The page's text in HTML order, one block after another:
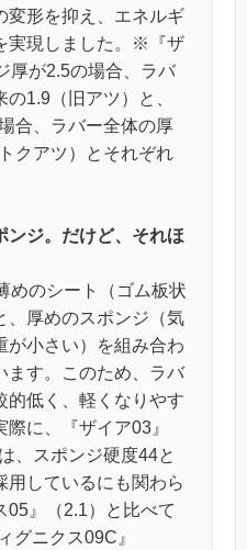
変形を抑え、エネルギ
実現しました。※『ザ
厚が2.5の場合、ラバ
1.9（旧アツ）と、
合、ラバー全体の厚
クアツ）とそれぞれ
ンジ。だけど、それほ
めのシート（ゴム板状
、厚めのスポンジ（気
が小さい）を組み合わ
ます。このため、ラバ
的低く、軽くなりやす
に、『ザイア03』
、スポンジ硬度44と
用しているにも関わら
05』（2.1）と比べて
グニクス09C』